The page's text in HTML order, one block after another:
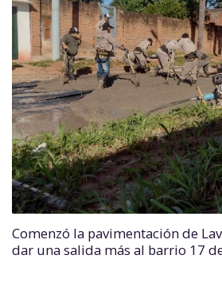
Comenzó la pavimentación de
dar una salida más al barrio 17